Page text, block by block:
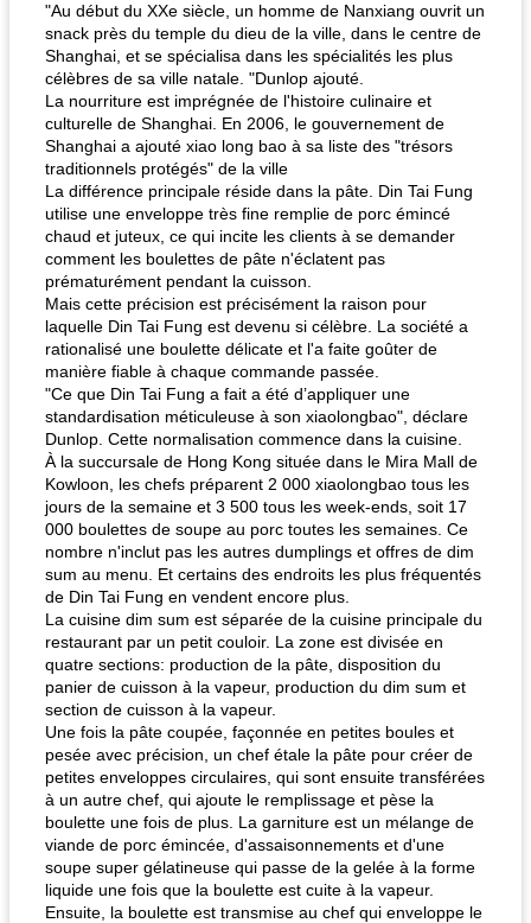
"Au début du XXe siècle, un homme de Nanxiang ouvrit un
snack près du temple du dieu de la ville, dans le centre de
Shanghai, et se spécialisa dans les spécialités les plus
célèbres de sa ville natale. "Dunlop ajouté.
La nourriture est imprégnée de l'histoire culinaire et
culturelle de Shanghai. En 2006, le gouvernement de
Shanghai a ajouté xiao long bao à sa liste des "trésors
traditionnels protégés" de la ville
La différence principale réside dans la pâte. Din Tai Fung
utilise une enveloppe très fine remplie de porc émincé
chaud et juteux, ce qui incite les clients à se demander
comment les boulettes de pâte n'éclatent pas
prématurément pendant la cuisson.
Mais cette précision est précisément la raison pour
laquelle Din Tai Fung est devenu si célèbre. La société a
rationalisé une boulette délicate et l'a faite goûter de
manière fiable à chaque commande passée.
"Ce que Din Tai Fung a fait a été d’appliquer une
standardisation méticuleuse à son xiaolongbao", déclare
Dunlop. Cette normalisation commence dans la cuisine.
À la succursale de Hong Kong située dans le Mira Mall de
Kowloon, les chefs préparent 2 000 xiaolongbao tous les
jours de la semaine et 3 500 tous les week-ends, soit 17
000 boulettes de soupe au porc toutes les semaines. Ce
nombre n'inclut pas les autres dumplings et offres de dim
sum au menu. Et certains des endroits les plus fréquentés
de Din Tai Fung en vendent encore plus.
La cuisine dim sum est séparée de la cuisine principale du
restaurant par un petit couloir. La zone est divisée en
quatre sections: production de la pâte, disposition du
panier de cuisson à la vapeur, production du dim sum et
section de cuisson à la vapeur.
Une fois la pâte coupée, façonnée en petites boules et
pesée avec précision, un chef étale la pâte pour créer de
petites enveloppes circulaires, qui sont ensuite transférées
à un autre chef, qui ajoute le remplissage et pèse la
boulette une fois de plus. La garniture est un mélange de
viande de porc émincée, d'assaisonnements et d'une
soupe super gélatineuse qui passe de la gelée à la forme
liquide une fois que la boulette est cuite à la vapeur.
Ensuite, la boulette est transmise au chef qui enveloppe le